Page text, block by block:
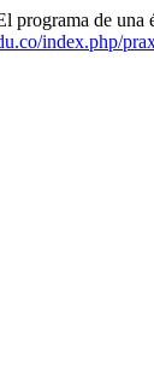
de una
index.php/